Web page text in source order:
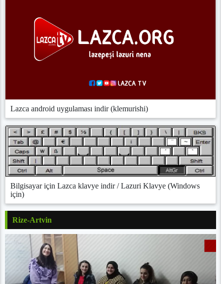
Lazca android uygulaması indir (klemurishi)
Bilgisayar için Lazca klavye indir / Lazuri Klavye (Windows
için)
Rize-Artvin